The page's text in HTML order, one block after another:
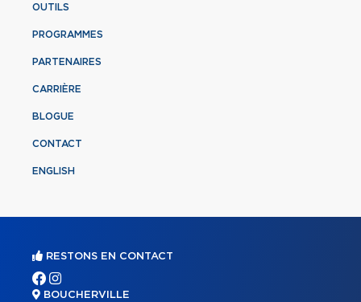
OUTILS
PROGRAMMES
PARTENAIRES
CARRIÈRE
BLOGUE
CONTACT
ENGLISH
RESTONS EN CONTACT
BOUCHERVILLE